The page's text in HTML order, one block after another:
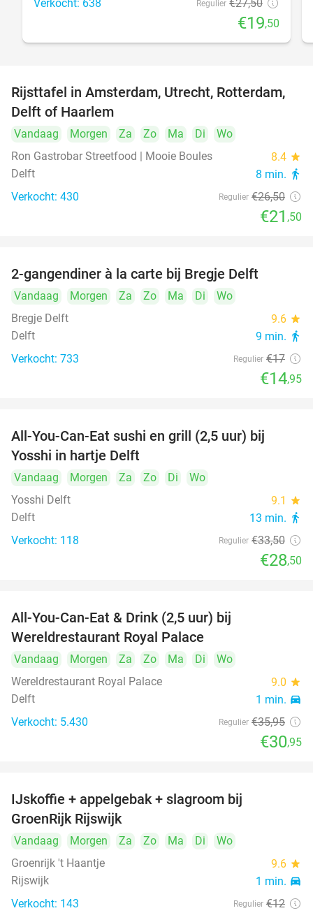
Verkocht: 638 Regulier €27,50
€19,50
19%
Rijsttafel in Amsterdam, Utrecht, Rotterdam,
Delft of Haarlem
Vandaag Morgen Za Zo Ma Di
Wo
Ron Gastrobar Streetfood | Mooie Boules
8.4 star
Delft 8 min. directions_walk
Verkocht: 430 Regulier €26,50
€21 ,50
2-gangendiner à la carte bij Bregje Delft
Vandaag Morgen Za Zo Ma Di
Wo
Bregje Delft
9.6 star
Delft 9 min. directions_walk
Verkocht: 733 Regulier €17
€14,95
All-You-Can-Eat sushi en grill (2,5 uur) bij
Yosshi in hartje Delft
Vandaag Morgen Za Zo Di
Wo
Yosshi Delft
9.1 star
Delft 13 min. directions_walk
Verkocht: 118 Regulier €33,50
€28,50
All-You-Can-Eat & Drink (2,5 uur) bij
Wereldrestaurant Royal Palace
Vandaag Morgen Za Zo Ma Di
Wo
Wereldrestaurant Royal Palace
9.0 star
Delft 1 min. directions_car
Verkocht: 5.430 Regulier €35,95
€30,95
IJskoffie + appelgebak + slagroom bij
GroenRijk Rijswijk
Vandaag Morgen Za Zo Ma Di
Wo
Groenrijk 't Haantje
9.6 star
Rijswijk 1 min. directions_car
Verkocht: 143 Regulier €12